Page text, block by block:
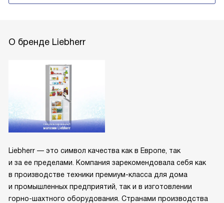
О бренде Liebherr
Liebherr — это символ качества как в Европе, так
и за ее пределами. Компания зарекомендовала себя как
в производстве техники премиум-класса для дома
и промышленных предприятий, так и в изготовлении
горно-шахтного оборудования. Странами производства